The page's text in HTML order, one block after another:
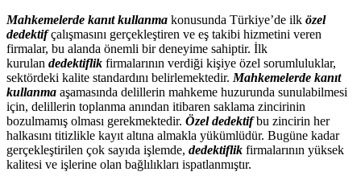
Mahkemelerde kanıt kullanma konusunda Türkiye’de ilk özel
dedektifçalışmasını gerçekleştiren ve eş takibi hizmetini veren
firmalar, bu alanda önemli bir deneyime sahiptir. İlk
kurulan dedektiflik firmalarının verdiği kişiye özel sorumluluklar,
sektördeki kalite standardını belirlemektedir. Mahkemelerde kanıt
kullanma aşamasında delillerin mahkeme huzurunda sunulabilmesi
için, delillerin toplanma anından itibaren saklama zincirinin
bozulmamış olması gerekmektedir. Özel dedektifbu zincirin her
halkasını titizlikle kayıt altına almakla yükümlüdür. Bugüne kadar
gerçekleştirilen çok sayıda işlemde, dedektiflik firmalarının yüksek
kalitesi ve işlerine olan bağlılıkları ispatlanmıştır.